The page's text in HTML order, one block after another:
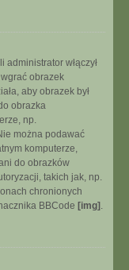
włączył
obrazek
aby obrazek był
obrazka
np.
można podawać
komputerze,
do obrazków
takich jak, np.
chronionych
BBCode [img] .